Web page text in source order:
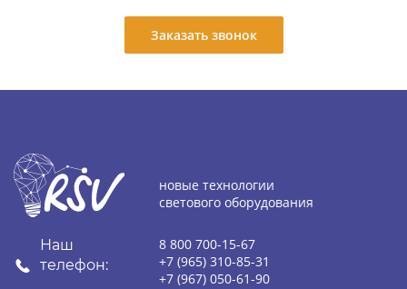
Заказать звонок
новые технологии
светового оборудования
Наш
телефон:
8 800 700-15-67
+7 (965) 310-85-31
+7 (967) 050-61-90